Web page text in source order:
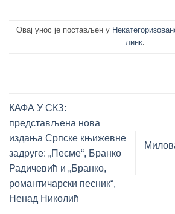
Овај унос је постављен у
линк
КАФА У СКЗ:
представљена нова
издања Српске књижевне
задруге: „Песме“, Бранко
Радичевић и „Бранко,
романтичарски песник“,
Ненад Николић